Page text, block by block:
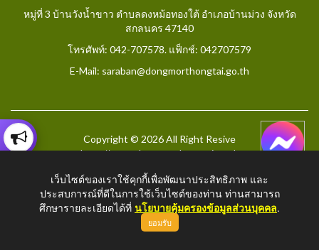
หมู่ที่ 3 บ้านวังน้ำขาว ตำบลดงหม้อทองใต้ อำเภอบ้านม่วง จังหวัด
สกลนคร 47140
โทรศัพท์: 042-707578. แฟ็กช์: 042707579
E-Mail: saraban@dongmorthongtai.go.th
Copyright © 2026 All Right Resive
http://www.dongmorthongtai.go.th
เว็บไซต์ของเราใช้คุกกี้เพื่อพัฒนาประสิทธิภาพ และ
ประสบการณ์ที่ดีในการใช้เว็บไซต์ของท่าน ท่านสามารถ
ศึกษารายละเอียดได้ที่ นโยบายคุ้มครองข้อมูลส่วนบุคคล.
ยอมรับ